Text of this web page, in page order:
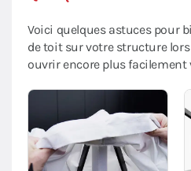
Voici quelques astuces pour
de toit sur votre structure
ouvrir encore plus facilement